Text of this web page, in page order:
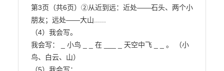
第3页（共6页）②从近到远：近处——石头、两个小
朋友；远处——大山......
（4）我会写。
我会写： _ 小鸟 _ _ 在 ___ _ 天空中飞 _ _ 。 （小
鸟、白云、山）